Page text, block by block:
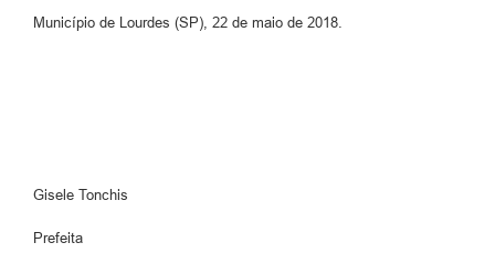
Município de Lourdes (SP), 22 de maio de 2018.
Gisele Tonchis
Prefeita